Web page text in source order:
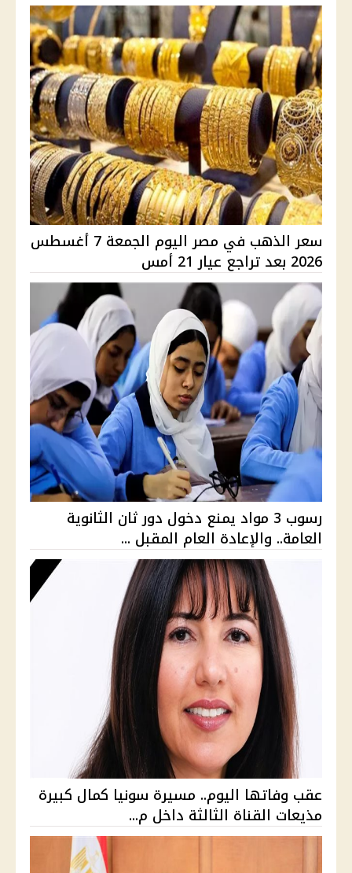
سعر الذهب في مصر اليوم الجمعة 7 أغسطس
2026 بعد تراجع عيار 21 أمس
رسوب 3 مواد يمنع دخول دور ثان الثانوية
العامة.. والإعادة العام المقبل ...
عقب وفاتها اليوم.. مسيرة سونيا كمال كبيرة
مذيعات القناة الثالثة داخل م...